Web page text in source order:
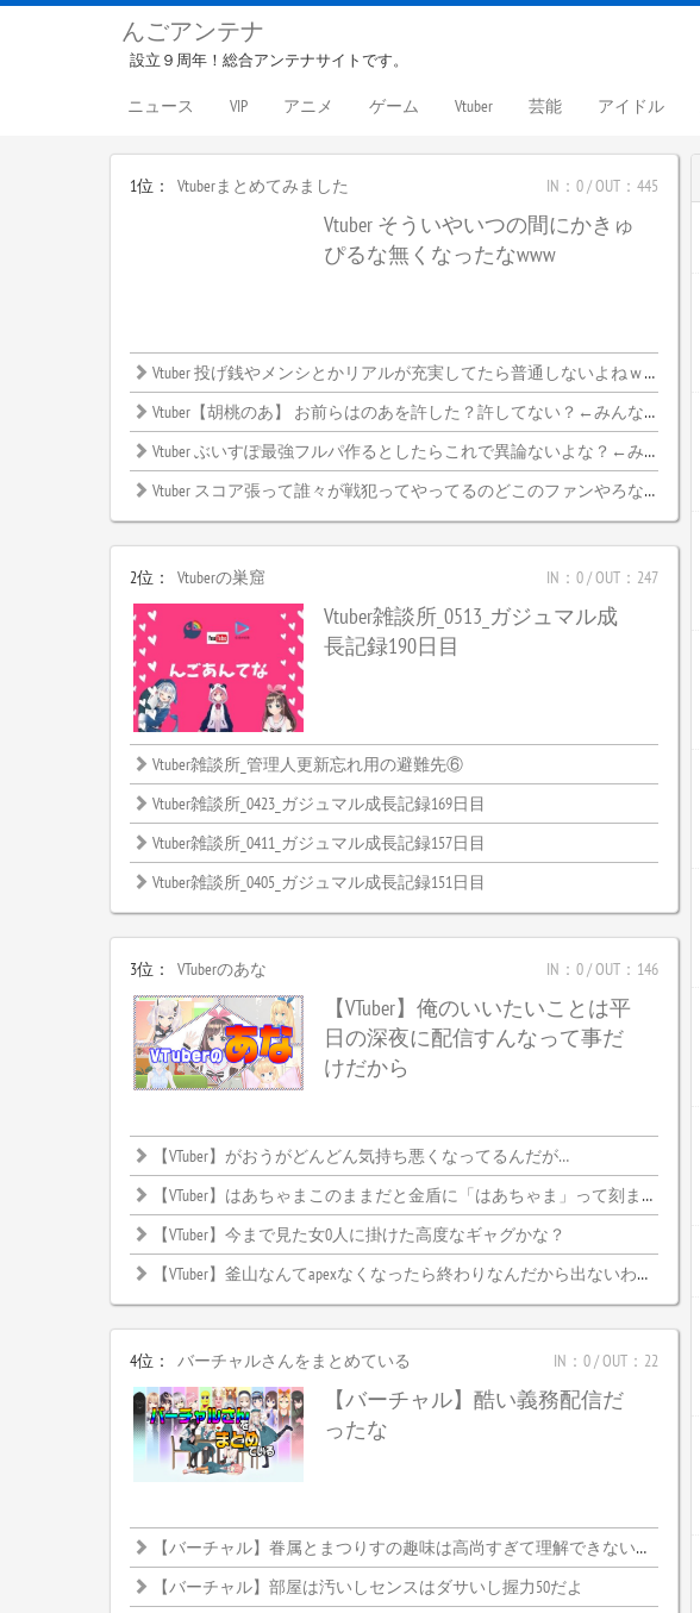
んごアンテナ
設立９周年！総合アンテナサイトです。
ニュース VIP アニメ ゲーム Vtuber 芸能 アイドル
1位： Vtuberまとめてみました IN：0 / OUT：445
Vtuber そういやいつの間にかきゅ
ぴるな無くなったなwww
Vtuber 投げ銭やメンシとかリアルが充実してたら普通しないよねｗｗｗｗｗｗｗｗｗｗ
Vtuber【胡桃のあ】 お前らはのあを許した？許してない？←みんなの意見がこちらｗｗｗｗｗｗｗｗｗｗ
Vtuber ぶいすぽ最強フルパ作るとしたらこれで異論ないよな？←みんな納得wwwww
Vtuber スコア張って誰々が戦犯ってやってるのどこのファンやろな…？
2位： Vtuberの巣窟 IN：0 / OUT：247
Vtuber雑談所_0513_ガジュマル成
長記録190日目
Vtuber雑談所_管理人更新忘れ用の避難先⑥
Vtuber雑談所_0423_ガジュマル成長記録169日目
Vtuber雑談所_0411_ガジュマル成長記録157日目
Vtuber雑談所_0405_ガジュマル成長記録151日目
3位： VTuberのあな IN：0 / OUT：146
【VTuber】俺のいいたいことは平
日の深夜に配信すんなって事だ
けだから
【VTuber】がおうがどんどん気持ち悪くなってるんだが…
【VTuber】はあちゃまこのままだと金盾に「はあちゃま」って刻まれるけどいいのか
【VTuber】今まで見た女0人に掛けた高度なギャグかな？
【VTuber】釜山なんてapexなくなったら終わりなんだから出ないわけがない
4位： バーチャルさんをまとめている IN：0 / OUT：22
【バーチャル】酷い義務配信だ
ったな
【バーチャル】眷属とまつりすの趣味は高尚すぎて理解できないわｗｗ
【バーチャル】部屋は汚いしセンスはダサいし握力50だよ